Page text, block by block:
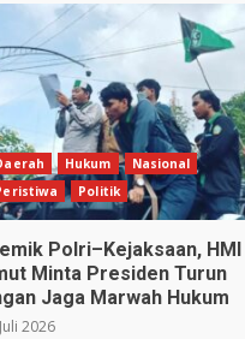
Hukum
Nasional
Politik
Polri–Kejaksaan, HMI
Minta Presiden Turun
Jaga Marwah Hukum
2026